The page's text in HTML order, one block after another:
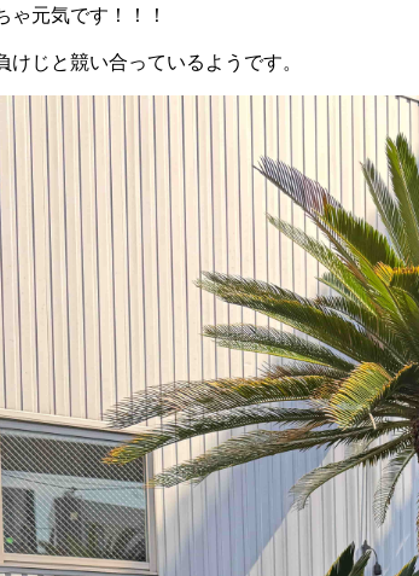
ゃ元気です！！！
けじと競い合っているようです。